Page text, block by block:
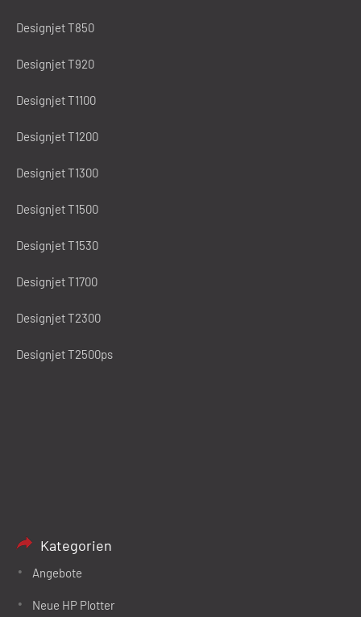
Designjet T850
Designjet T920
Designjet T1100
Designjet T1200
Designjet T1300
Designjet T1500
Designjet T1530
Designjet T1700
Designjet T2300
Designjet T2500ps
Kategorien
Angebote
Neue HP Plotter